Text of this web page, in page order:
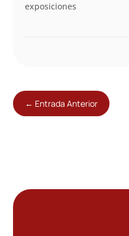
exposiciones
← Entrada Anterior